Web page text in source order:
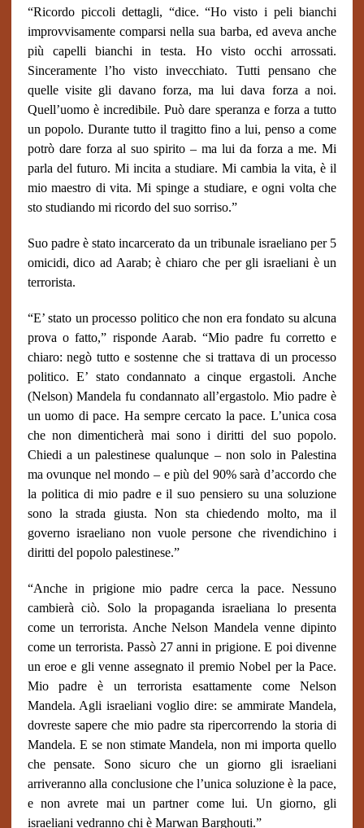
“Ricordo piccoli dettagli, “dice. “Ho visto i peli bianchi
improvvisamente comparsi nella sua barba, ed aveva anche
più capelli bianchi in testa. Ho visto occhi arrossati.
Sinceramente l’ho visto invecchiato. Tutti pensano che
quelle visite gli davano forza, ma lui dava forza a noi.
Quell’uomo è incredibile. Può dare speranza e forza a tutto
un popolo. Durante tutto il tragitto fino a lui, penso a come
potrò dare forza al suo spirito – ma lui da forza a me. Mi
parla del futuro. Mi incita a studiare. Mi cambia la vita, è il
mio maestro di vita. Mi spinge a studiare, e ogni volta che
sto studiando mi ricordo del suo sorriso.”
Suo padre è stato incarcerato da un tribunale israeliano per 5
omicidi, dico ad Aarab; è chiaro che per gli israeliani è un
terrorista.
“E’ stato un processo politico che non era fondato su alcuna
prova o fatto,” risponde Aarab. “Mio padre fu corretto e
chiaro: negò tutto e sostenne che si trattava di un processo
politico. E’ stato condannato a cinque ergastoli. Anche
(Nelson) Mandela fu condannato all’ergastolo. Mio padre è
un uomo di pace. Ha sempre cercato la pace. L’unica cosa
che non dimenticherà mai sono i diritti del suo popolo.
Chiedi a un palestinese qualunque – non solo in Palestina
ma ovunque nel mondo – e più del 90% sarà d’accordo che
la politica di mio padre e il suo pensiero su una soluzione
sono la strada giusta. Non sta chiedendo molto, ma il
governo israeliano non vuole persone che rivendichino i
diritti del popolo palestinese.”
“Anche in prigione mio padre cerca la pace. Nessuno
cambierà ciò. Solo la propaganda israeliana lo presenta
come un terrorista. Anche Nelson Mandela venne dipinto
come un terrorista. Passò 27 anni in prigione. E poi divenne
un eroe e gli venne assegnato il premio Nobel per la Pace.
Mio padre è un terrorista esattamente come Nelson
Mandela. Agli israeliani voglio dire: se ammirate Mandela,
dovreste sapere che mio padre sta ripercorrendo la storia di
Mandela. E se non stimate Mandela, non mi importa quello
che pensate. Sono sicuro che un giorno gli israeliani
arriveranno alla conclusione che l’unica soluzione è la pace,
e non avrete mai un partner come lui. Un giorno, gli
israeliani vedranno chi è Marwan Barghouti.”